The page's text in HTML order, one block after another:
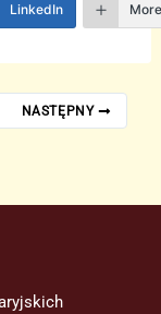
LinkedIn
NASTĘPNY